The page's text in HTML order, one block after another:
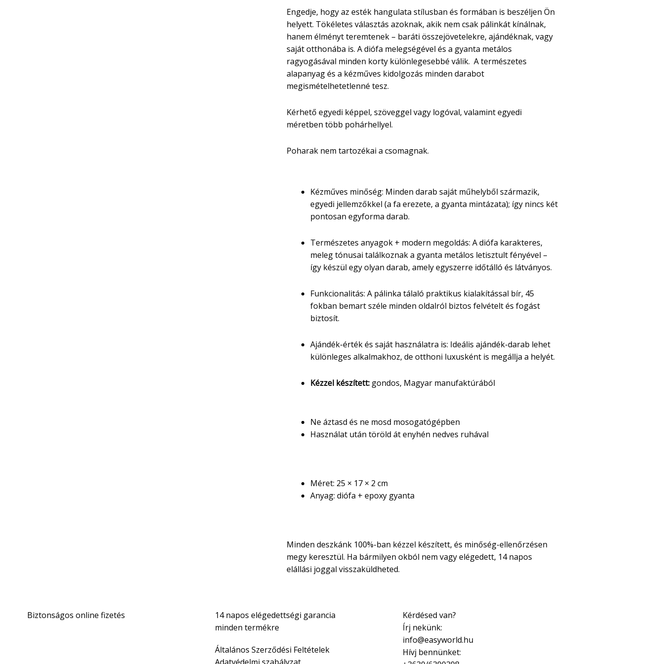
Engedje, hogy az esték hangulata stílusban és formában is beszéljen Ön
helyett. Tökéletes választás azoknak, akik nem csak pálinkát kínálnak,
hanem élményt teremtenek – baráti összejövetelekre, ajándéknak, vagy
saját otthonába is. A diófa melegségével és a gyanta metálos
ragyogásával minden korty különlegesebbé válik. A természetes
alapanyag és a kézműves kidolgozás minden darabot
megismételhetetlenné tesz.
Kérhető egyedi képpel, szöveggel vagy logóval, valamint egyedi
méretben több pohárhellyel.
Poharak nem tartozékai a csomagnak.
Kézműves minőség: Minden darab saját műhelyből származik,
egyedi jellemzőkkel (a fa erezete, a gyanta mintázata); így nincs két
pontosan egyforma darab.
Természetes anyagok + modern megoldás: A diófa karakteres,
meleg tónusai találkoznak a gyanta metálos letisztult fényével –
így készül egy olyan darab, amely egyszerre időtálló és látványos.
Funkcionalitás: A pálinka tálaló praktikus kialakítással bír, 45
fokban bemart széle minden oldalról biztos felvételt és fogást
biztosít.
Ajándék-érték és saját használatra is: Ideális ajándék-darab lehet
különleges alkalmakhoz, de otthoni luxusként is megállja a helyét.
Kézzel készített: gondos, Magyar manufaktúrából
Ne áztasd és ne mosd mosogatógépben
Használat után töröld át enyhén nedves ruhával
Méret: 25 × 17 × 2 cm
Anyag: diófa + epoxy gyanta
Minden deszkánk 100%-ban kézzel készített, és minőség-ellenőrzésen
megy keresztül. Ha bármilyen okból nem vagy elégedett, 14 napos
elállási joggal visszaküldheted.
Biztonságos online fizetés
14 napos elégedettségi garancia
minden termékre
Általános Szerződési Feltételek
Kérdésed van?
Írj nekünk:
info@easyworld.hu
Hívj bennünket: